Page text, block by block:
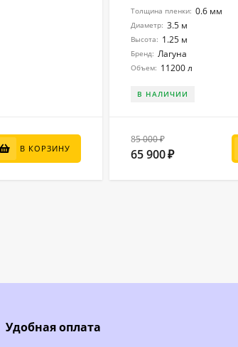
В КОРЗИНУ
Толщина пленки: 0.6 мм
Диаметр: 3.5 м
Высота: 1.25 м
Бренд: Лагуна
Объем: 11200 л
В НАЛИЧИИ
85 000 ₽
65 900₽
Удобная оплата